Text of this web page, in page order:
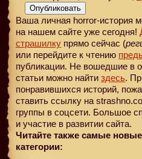
Опубликовать
Ваша личная horror-история
на нашем сайте уже сегодня!
страшилку прямо сейчас (
или перейдите к чтению
публикации. Не вошедшие в
статьи можно найти здесь.
понравившихся историй,
ставить ссылку на
группы в соцсети. Большое
и участие в развитии сайта.
Читайте также самые
категории: